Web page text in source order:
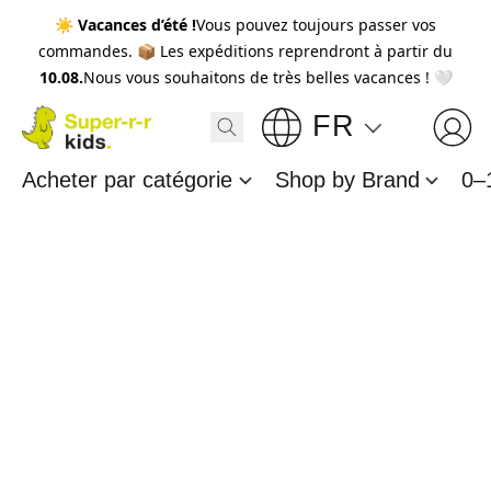
☀️ Vacances d’été !Vous pouvez toujours passer vos
commandes. 📦 Les expéditions reprendront à partir du
10.08.Nous vous souhaitons de très belles vacances ! 🤍
FR
Acheter par catégorie Shop by Brand